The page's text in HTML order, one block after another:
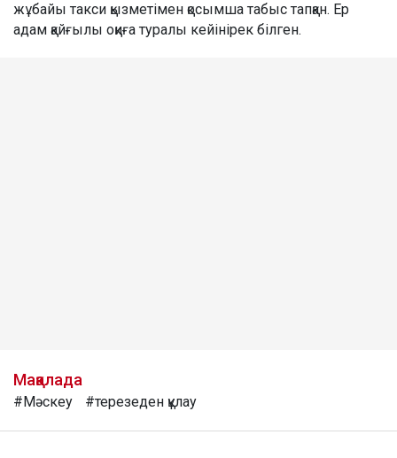
жұбайы такси қызметімен қосымша табыс тапқан. Ер
адам қайғылы оқиға туралы кейінірек білген.
Мақалада
#Мәскеу #терезеден құлау